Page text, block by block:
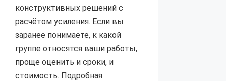
конструктивных решений с
расчётом усиления. Если вы
заранее понимаете, к какой
группе относятся ваши работы,
проще оценить и сроки, и
стоимость. Подробная